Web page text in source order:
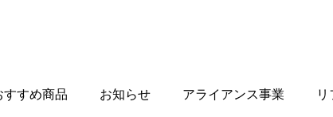
すすめ商品 お知らせ アライアンス事業